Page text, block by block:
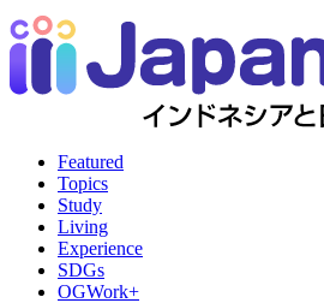
Featured
Topics
Study
Living
Experience
SDGs
OGWork+